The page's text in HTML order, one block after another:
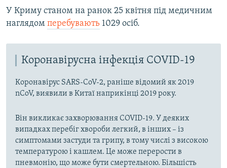
У Криму станом на ранок 25 квітня під медичним
наглядом перебувають 1029 осіб.
Коронавірусна інфекція COVID-19
Коронавірус SARS-CoV-2, раніше відомий як 2019
nCoV, виявили в Китаї наприкінці 2019 року.
Він викликає захворювання COVID-19. У деяких
випадках перебіг хвороби легкий, в інших – із
симптомами застуди та грипу, в тому числі з високою
температурою і кашлем. Це може перерости в
пневмонію, що може бути смертельною. Більшість